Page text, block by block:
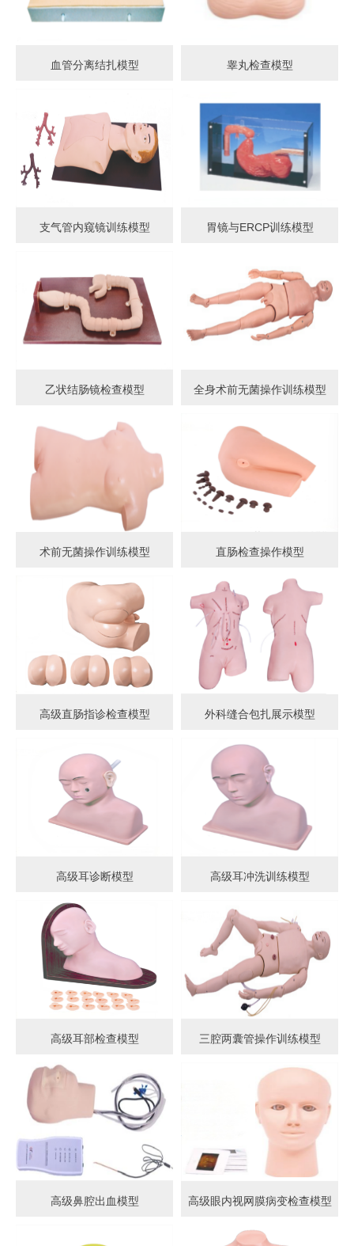
血管分离结扎模型 睾丸检查模型
支气管内窥镜训练模型 胃镜与ERCP训练模型
乙状结肠镜检查模型 全身术前无菌操作训练模型
术前无菌操作训练模型 直肠检查操作模型
高级直肠指诊检查模型 外科缝合包扎展示模型
高级耳诊断模型 高级耳冲洗训练模型
高级耳部检查模型 三腔两囊管操作训练模型
高级鼻腔出血模型 高级眼内视网膜病变检查模型